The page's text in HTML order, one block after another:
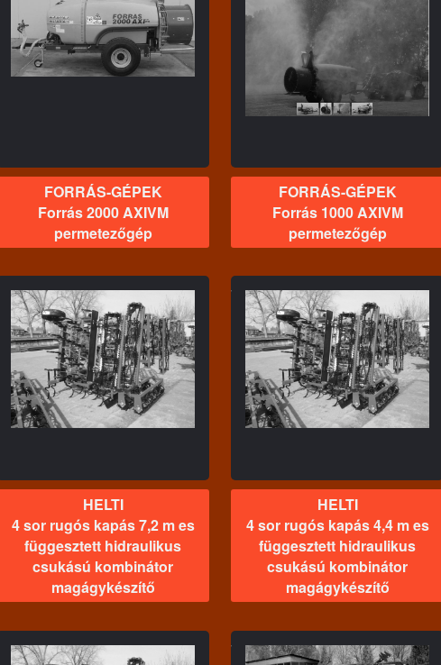
FORRÁS-GÉPEK
Forrás 2000 AXIVL
permetezőgép
FORRÁS-GÉPEK
Forrás 2000 AXIVM
permetezőgép
FORRÁS-GÉPEK
Forrás 1000 AXIVM
permetezőgép
FORRÁS-GÉPEK
Forrás 1000 AXIVM
permetezőgép
HELTI
4 sor rugós kapás 4,2 m es
függesztett hidraulikus
csukású kombinátor
magágykészítő
HELTI
4 sor rugós kapás 7,2 m es
függesztett hidraulikus
csukású kombinátor
magágykészítő
HELTI
4 sor rugós kapás 4,4 m es
függesztett hidraulikus
csukású kombinátor
magágykészítő
HELTI
4 sor rugós kapás 4,4 m es
függesztett hidraulikus
csukású kombinátor
magágykészítő